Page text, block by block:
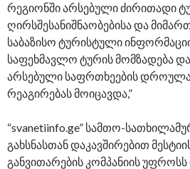
რეგიონში არსებული ძირითადი
ღირსშესანიშნაობებისა და
საბაზისო ტურისტული
საფეხმავლო ტურის მომზადება და
არსებული საფრთხეების
რეაგირებას მოიცავდა,”
“svanetiinfo.ge” სამთო-
გახსნასთან დაკავშირებით
განვითარების კომპანიის უფროსს